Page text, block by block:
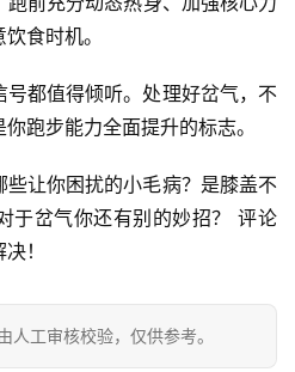
食时机。
号都值得倾听。处理好岔气，不
跑步能力全面提升的标志。
让你困扰的小毛病？是膝盖不
于岔气你还有别的妙招？
评论
！
人工审核校验，仅供参考。